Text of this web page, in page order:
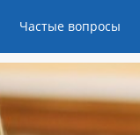
Частые вопросы